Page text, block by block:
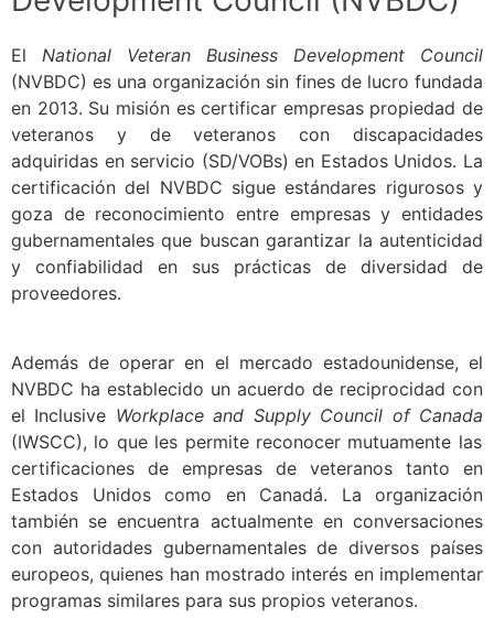
El National Veteran Business Development Council
(NVBDC) es una organización sin fines de lucro fundada
en 2013. Su misión es certificar empresas propiedad de
veteranos y de veteranos con discapacidades
adquiridas en servicio (SD/VOBs) en Estados Unidos. La
certificación del NVBDC sigue estándares rigurosos y
goza de reconocimiento entre empresas y entidades
gubernamentales que buscan garantizar la autenticidad
y confiabilidad en sus prácticas de diversidad de
proveedores.
Además de operar en el mercado estadounidense, el
NVBDC ha establecido un acuerdo de reciprocidad con
el Inclusive Workplace and Supply Council of Canada
(IWSCC), lo que les permite reconocer mutuamente las
certificaciones de empresas de veteranos tanto en
Estados Unidos como en Canadá. La organización
también se encuentra actualmente en conversaciones
con autoridades gubernamentales de diversos países
europeos, quienes han mostrado interés en implementar
programas similares para sus propios veteranos.